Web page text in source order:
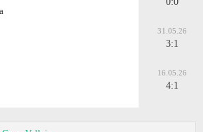
31.05.26
3:1
16.05.26
4:1